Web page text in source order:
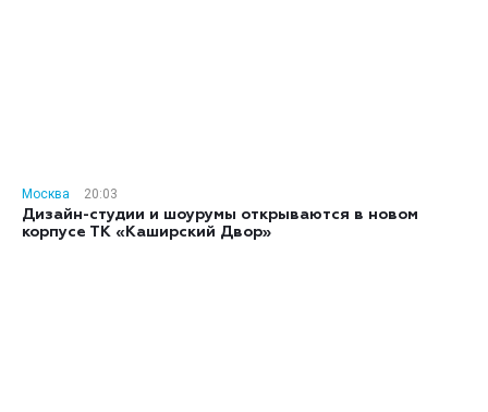
Москва
20:03
Дизайн-студии и шоурумы открываются в новом
корпусе ТК «Каширский Двор»